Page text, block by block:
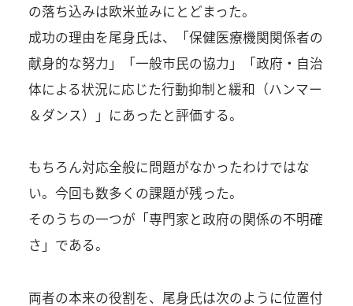
の落ち込みは欧米並みにとどまった。
成功の理由を尾身氏は、「保健医療機関関係者の
献身的な努力」「一般市民の協力」「政府・自治
体による状況に応じた行動抑制と緩和（ハンマー
＆ダンス）」にあったと評価する。
もちろん対応全般に問題がなかったわけではな
い。今回も数多くの課題が残った。
そのうちの一つが「専門家と政府の関係の不明確
さ」である。
両者の本来の役割を、尾身氏は次のように位置付